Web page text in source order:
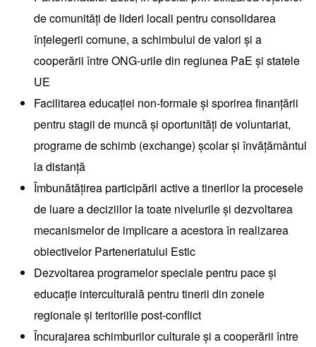
de comunități de lideri locali pentru consolidarea
înțelegerii comune, a schimbului de valori și a
cooperării între ONG-urile din regiunea PaE și statele
UE
Facilitarea educației non-formale și sporirea finanțării
pentru stagii de muncă și oportunități de voluntariat,
programe de schimb (exchange) școlar și învățământul
la distanță
Îmbunătățirea participării active a tinerilor la procesele
de luare a deciziilor la toate nivelurile și dezvoltarea
mecanismelor de implicare a acestora în realizarea
obiectivelor Parteneriatului Estic
Dezvoltarea programelor speciale pentru pace și
educație interculturală pentru tinerii din zonele
regionale și teritoriile post-conflict
Încurajarea schimburilor culturale și a cooperării între